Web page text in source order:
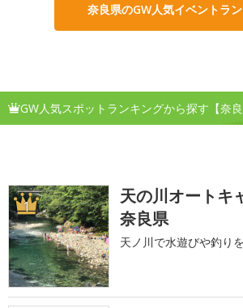
奈良県のGW人気イベントラ
GW人気スポットランキングから探す【奈良
1
天の川オートキ
奈良県
天ノ川で水遊びや釣り